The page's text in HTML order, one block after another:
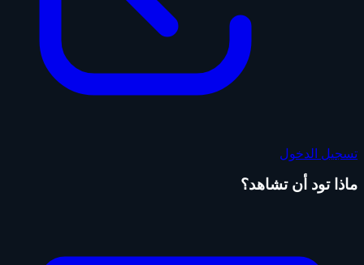
تسجيل الدخول
ماذا تود أن تشاهد؟